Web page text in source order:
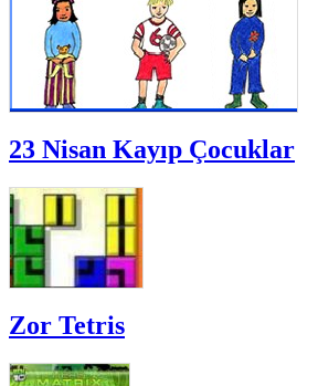
23 Nisan Kayıp Çocuklar
Zor Tetris